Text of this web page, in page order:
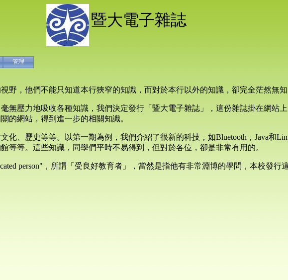
暨大電子雜誌
管理
野，他們不能只知道本行狹窄的知識，而對於本行以外的知識，卻完全茫然無知
無壓力地吸收各種知識，我們決定發行「暨大電子雜誌」，這份雜誌掛在網站
的網站，得到進一步的相關知識。
、歷史等等。以第一期為例，我們介紹了很新的科技，如Bluetooth，Java和
等等。這些知識，同學們平時不易得到，但對於各位，卻是非常有用的。
person"，所謂「受良好教育者」，當然是指他有非常淵博的學問，本校發